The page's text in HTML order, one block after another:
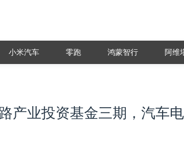
小米汽车 零跑 鸿蒙智行 阿维
产业投资基金三期，汽车